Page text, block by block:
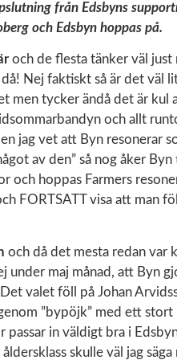
från Edsbyns
och Edsbyn hoppas på.
och de flesta tänker väl just
Nej faktiskt så är det väl
men tycker ändå det är kul
och allt
jag vet att Byn resonerar
av den” så nog åker
och hoppas Farmers
FORTSATT visa att man
och då det mesta redan var
under maj månad, att Byn
valet föll på Johan
”bypöjk” med ett
in väldigt bra i
skulle väl jag